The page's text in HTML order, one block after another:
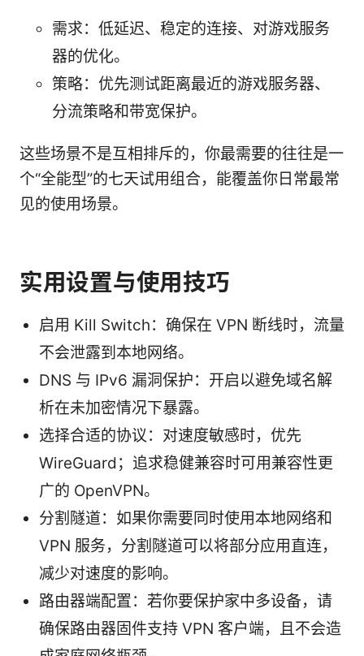
需求：低延迟、稳定的连接、对游戏服务
器的优化。
策略：优先测试距离最近的游戏服务器、
分流策略和带宽保护。
这些场景不是互相排斥的，你最需要的往往是一
个“全能型”的七天试用组合，能覆盖你日常最常
见的使用场景。
实用设置与使用技巧
启用 Kill Switch：确保在 VPN 断线时，流量
不会泄露到本地网络。
DNS 与 IPv6 漏洞保护：开启以避免域名解
析在未加密情况下暴露。
选择合适的协议：对速度敏感时，优先
WireGuard；追求稳健兼容时可用兼容性更
广的 OpenVPN。
分割隧道：如果你需要同时使用本地网络和
VPN 服务，分割隧道可以将部分应用直连，
减少对速度的影响。
路由器端配置：若你要保护家中多设备，请
确保路由器固件支持 VPN 客户端，且不会造